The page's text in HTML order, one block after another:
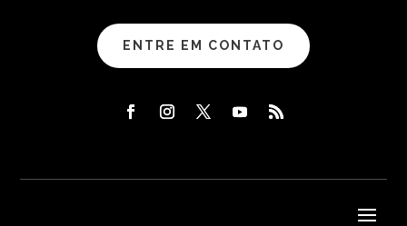
ENTRE EM CONTATO